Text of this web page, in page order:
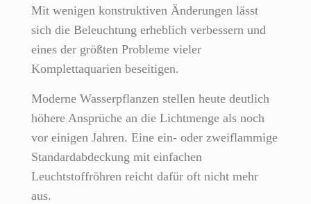
Mit wenigen konstruktiven Änderungen lässt
sich die Beleuchtung erheblich verbessern und
eines der größten Probleme vieler
Komplettaquarien beseitigen.
Moderne Wasserpflanzen stellen heute deutlich
höhere Ansprüche an die Lichtmenge als noch
vor einigen Jahren. Eine ein- oder zweiflammige
Standardabdeckung mit einfachen
Leuchtstoffröhren reicht dafür oft nicht mehr
aus.